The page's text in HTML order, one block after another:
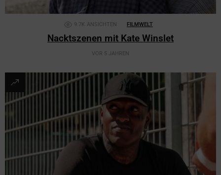
9.7K ANSICHTEN FILMWELT
Nacktszenen mit Kate Winslet
VOR 5 JAHREN